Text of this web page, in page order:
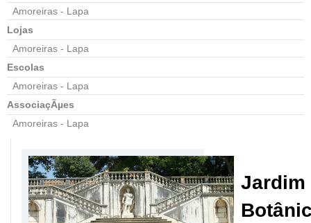
Amoreiras - Lapa
Lojas
Amoreiras - Lapa
Escolas
Amoreiras - Lapa
AssociaçÃµes
Amoreiras - Lapa
Jardim